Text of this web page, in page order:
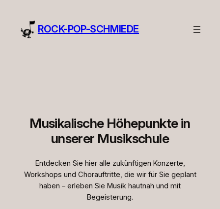
ROCK-POP-SCHMIEDE
Musikalische Höhepunkte in
unserer Musikschule
Entdecken Sie hier alle zukünftigen Konzerte,
Workshops und Chorauftritte, die wir für Sie geplant
haben – erleben Sie Musik hautnah und mit
Begeisterung.